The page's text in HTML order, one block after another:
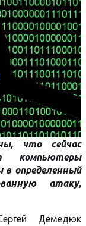
что сейчас
компьютеры
в определенный
атаку,
Демедюк